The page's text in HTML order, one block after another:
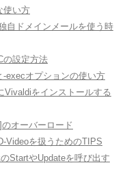
使い方
自ドメインメールを使う時
の設定方法
-execオプションの使い方
Vivaldiをインストールする
オーバーロード
Videoを扱うためのTIPS
StartやUpdateを呼び出す